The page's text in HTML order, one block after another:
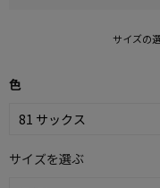
サイズの
色
サイズを選ぶ